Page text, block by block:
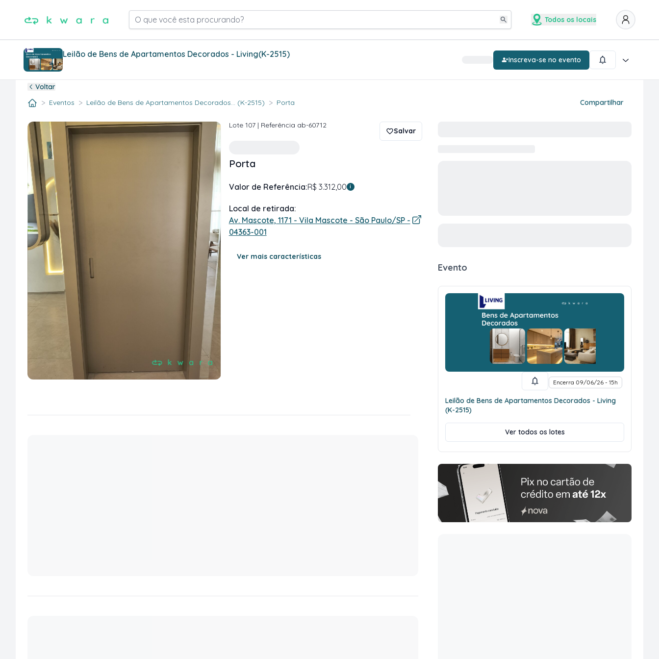
O que você esta procurando? Todos os locais
Leilão de Bens de Apartamentos Decorados - Living(K-2515)
Inscreva-se no evento
Voltar
> Eventos > Leilão de Bens de Apartamentos Decorados... (K-2515) > Porta Compartilhar
Lote 107| Referência ab-60712
Salvar
Porta
Valor de Referência:R$ 3.312,00 i
Local de retirada:
Av. Mascote, 1171 - Vila Mascote - São Paulo/SP -
04363-001
Ver mais características
Evento
Encerra 09/06/26 - 15h
Leilão de Bens de Apartamentos Decorados - Living
(K-2515)
Ver todos os lotes